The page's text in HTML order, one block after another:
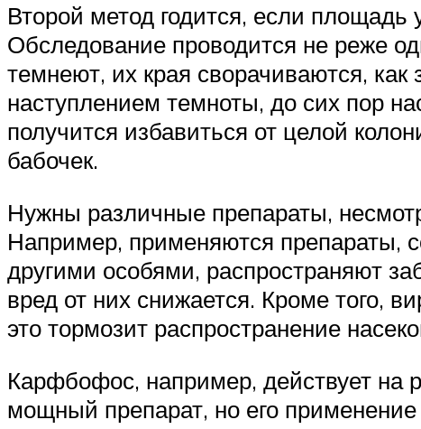
Второй метод годится, если площадь
Обследование проводится не реже
темнеют, их края сворачиваются,
наступлением темноты, до сих пор
получится избавиться от целой
бабочек.
Нужны различные препараты,
Например, применяются препараты,
другими особями, распространяют
вред от них снижается. Кроме того,
это тормозит распространение
Карфбофос, например, действует на
мощный препарат, но его